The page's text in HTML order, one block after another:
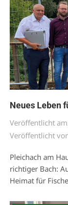
Neues Leben
Veröffentlicht
Veröffentlicht
Pleichach am
richtiger Bach:
Heimat für